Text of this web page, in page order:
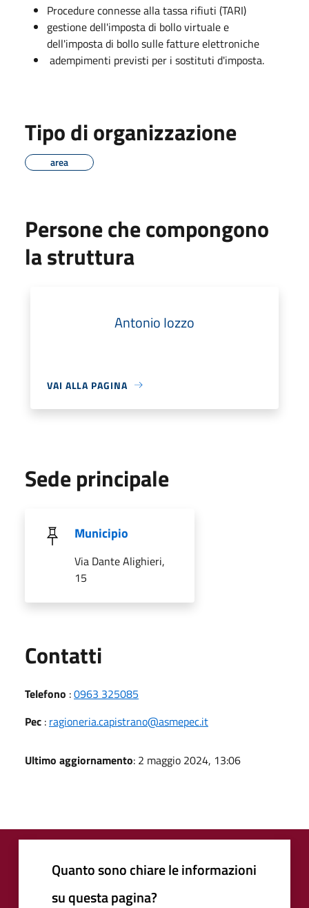
Procedure connesse alla tassa rifiuti (TARI)
gestione dell'imposta di bollo virtuale e
dell'imposta di bollo sulle fatture elettroniche
adempimenti previsti per i sostituti d'imposta.
Tipo di organizzazione
area
Persone che compongono
la struttura
Antonio Iozzo
VAI ALLA PAGINA
Sede principale
Municipio
Via Dante Alighieri,
15
Contatti
Telefono :0963 325085
Pec : ragioneria.capistrano@asmepec.it
Ultimo aggiornamento: 2 maggio 2024, 13:06
Quanto sono chiare le informazioni
su questa pagina?